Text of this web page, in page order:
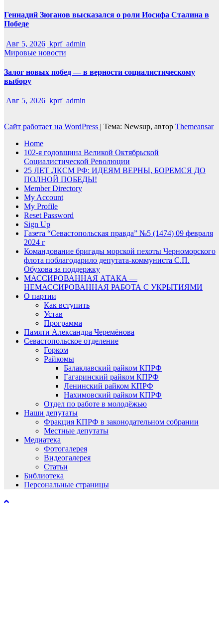
Геннадий Зюганов высказался о роли Иосифа Сталина в
Победе
Авг 5, 2026 kprf_admin
Мировые новости
Залог новых побед — в верности социалистическому
выбору
Авг 5, 2026 kprf_admin
Сайт работает на WordPress | Тема: Newsup, автор Themeansar
Home
102-я годовщина Великой Октябрьской
Социалистической Революции
25 ЛЕТ ЛКСМ РФ: ИДЕЯМ ВЕРНЫ, БОРЕМСЯ ДО
ПОЛНОЙ ПОБЕДЫ!
Member Directory
My Account
My Profile
Reset Password
Sign Up
Газета “Севастопольская правда” №5 (1474) 09 февраля
2024 г
Командование бригады морской пехоты Черноморского
флота поблагодарило депутата-коммуниста С.П.
Обухова за поддержку
МАССИРОВАННАЯ АТАКА —
НЕМАССИРОВАННАЯ РАБОТА С УКРЫТИЯМИ
О партии
Как вступить
Устав
Программа
Памяти Александра Черемёнова
Севастопольское отделение
Горком
Райкомы
Балаклавский райком КПРФ
Гагаринский райком КПРФ
Ленинский райком КПРФ
Нахимовский райком КПРФ
Отдел по работе в молодёжью
Наши депутаты
Фракция КПРФ в законодательном собрании
Местные депутаты
Медиатека
Фотогалерея
Видеогалерея
Статьи
Библиотека
Персональные страницы